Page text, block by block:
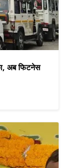
अब फिटनेस